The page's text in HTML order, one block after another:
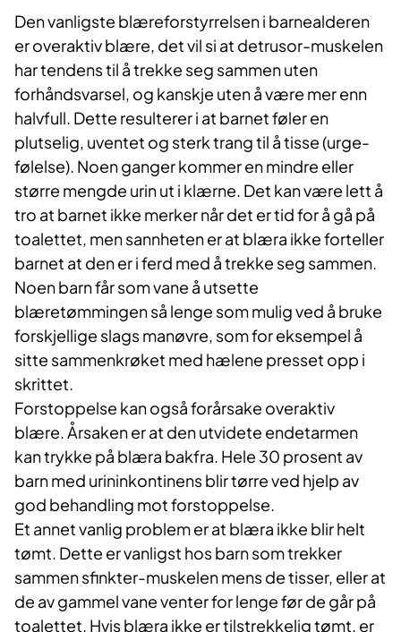
Den vanligste blæreforstyrrelsen i barnealderen
er overaktiv blære, det vil si at detrusor-muskelen
har tendens til å trekke seg sammen uten
forhåndsvarsel, og kanskje uten å være mer enn
halvfull. Dette resulterer i at barnet føler en
plutselig, uventet og sterk trang til å tisse (urge-
følelse). Noen ganger kommer en mindre eller
større mengde urin ut i klærne. Det kan være lett å
tro at barnet ikke merker når det er tid for å gå på
toalettet, men sannheten er at blæra ikke forteller
barnet at den er i ferd med å trekke seg sammen.
Noen barn får som vane å utsette
blæretømmingen så lenge som mulig ved å bruke
forskjellige slags manøvre, som for eksempel å
sitte sammenkrøket med hælene presset opp i
skrittet.
Forstoppelse kan også forårsake overaktiv
blære. Årsaken er at den utvidete endetarmen
kan trykke på blæra bakfra. Hele 30 prosent av
barn med urininkontinens blir tørre ved hjelp av
god behandling mot forstoppelse.
Et annet vanlig problem er at blæra ikke blir helt
tømt. Dette er vanligst hos barn som trekker
sammen sfinkter-muskelen mens de tisser, eller at
de av gammel vane venter for lenge før de går på
toalettet. Hvis blæra ikke er tilstrekkelig tømt, er